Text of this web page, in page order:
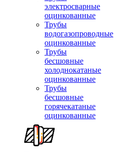
электросварные
оцинкованные
Трубы
водогазопроводные
оцинкованные
Трубы
бесшовные
холоднокатаные
оцинкованные
Трубы
бесшовные
горячекатаные
оцинкованные